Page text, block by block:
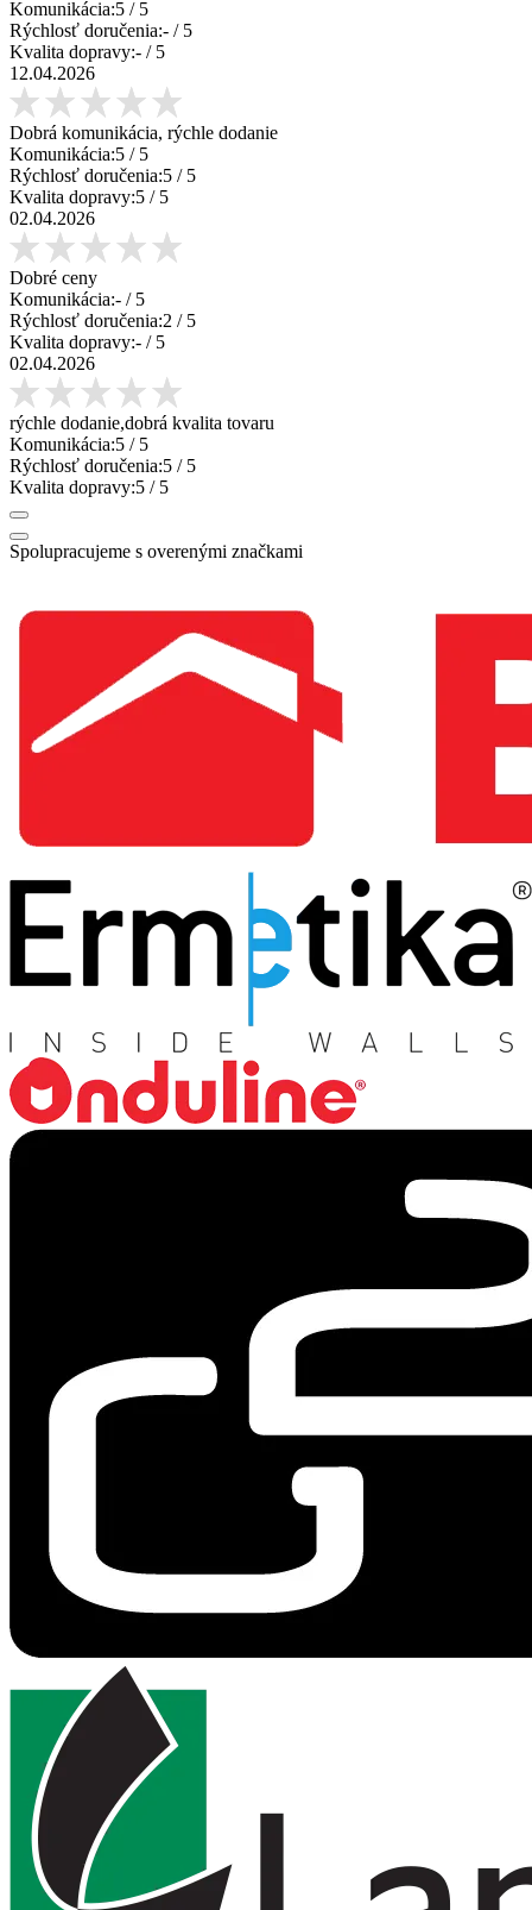
Komunikácia:5 / 5
Rýchlosť doručenia:- / 5
Kvalita dopravy:- / 5
12.04.2026
Dobrá komunikácia, rýchle dodanie
Komunikácia:5 / 5
Rýchlosť doručenia:5 / 5
Kvalita dopravy:5 / 5
02.04.2026
Dobré ceny
Komunikácia:- / 5
Rýchlosť doručenia:2 / 5
Kvalita dopravy:- / 5
02.04.2026
rýchle dodanie,dobrá kvalita tovaru
Komunikácia:5 / 5
Rýchlosť doručenia:5 / 5
Kvalita dopravy:5 / 5
Spolupracujeme s overenými značkami